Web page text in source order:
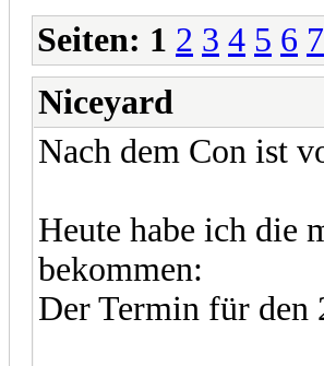
Seiten: 1 2 3 4 5 6 7
Niceyard
Nach dem Con ist
Heute habe ich die
bekommen:
Der Termin für